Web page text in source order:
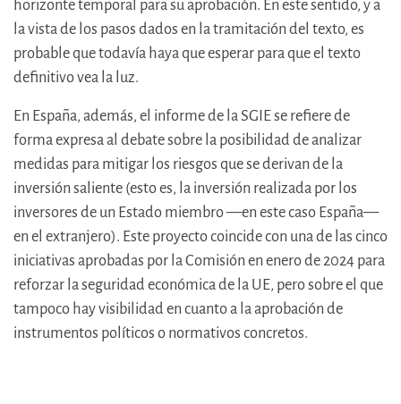
horizonte temporal para su aprobación. En este sentido, y a
la vista de los pasos dados en la tramitación del texto, es
probable que todavía haya que esperar para que el texto
definitivo vea la luz.
En España, además, el informe de la SGIE se refiere de
forma expresa al debate sobre la posibilidad de analizar
medidas para mitigar los riesgos que se derivan de la
inversión saliente (esto es, la inversión realizada por los
inversores de un Estado miembro —en este caso España—
en el extranjero). Este proyecto coincide con una de las cinco
iniciativas aprobadas por la Comisión en enero de 2024 para
reforzar la seguridad económica de la UE, pero sobre el que
tampoco hay visibilidad en cuanto a la aprobación de
instrumentos políticos o normativos concretos.